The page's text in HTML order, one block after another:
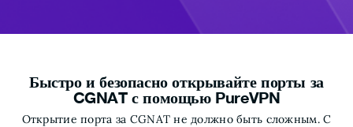
Быстро и безопасно открывайте порты за
CGNAT с помощью PureVPN
Открытие порта за CGNAT не должно быть сложным. С